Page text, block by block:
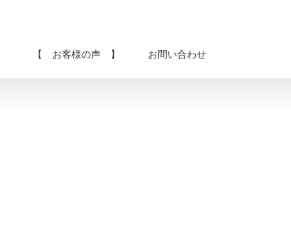
【 お客様の声 】 お問い合わせ